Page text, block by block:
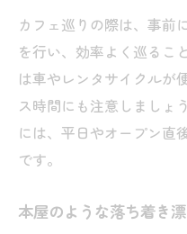
カフェ巡りで
上島町カフェ
魅力あふれる
道
カフェ巡りの際は、事前
を行い、効率よく巡るこ
は車やレンタサイクルが
ス時間にも注意しましょ
には、平日やオープン直
です。
本屋のような落ち着き